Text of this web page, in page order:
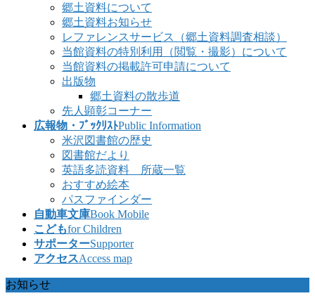
郷土資料について
郷土資料お知らせ
レファレンスサービス（郷土資料調査相談）
当館資料の特別利用（閲覧・撮影）について
当館資料の掲載許可申請について
出版物
郷土資料の散歩道
先人顕彰コーナー
広報物・ﾌﾞｯｸﾘｽﾄPublic Information
米沢図書館の歴史
図書館だより
英語多読資料 所蔵一覧
おすすめ絵本
パスファインダー
自動車文庫Book Mobile
こどもfor Children
サポーターSupporter
アクセスAccess map
お知らせ